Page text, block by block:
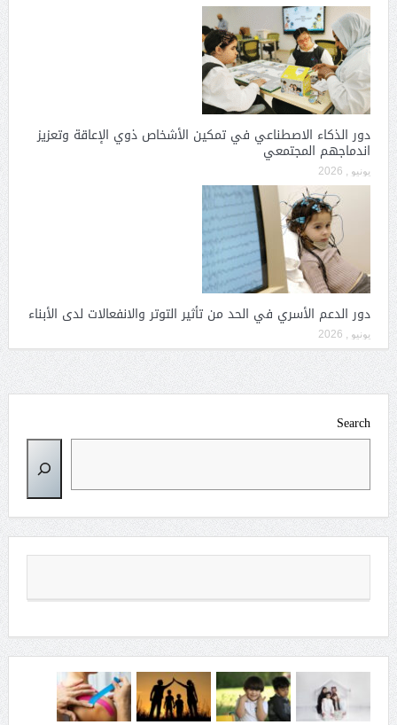
دور الذكاء الاصطناعي في تمكين الأشخاص ذوي الإعاقة وتعزيز
اندماجهم المجتمعي
يونيو , 2026
دور الدعم الأسري في الحد من تأثير التوتر والانفعالات لدى الأبناء
يونيو , 2026
Search